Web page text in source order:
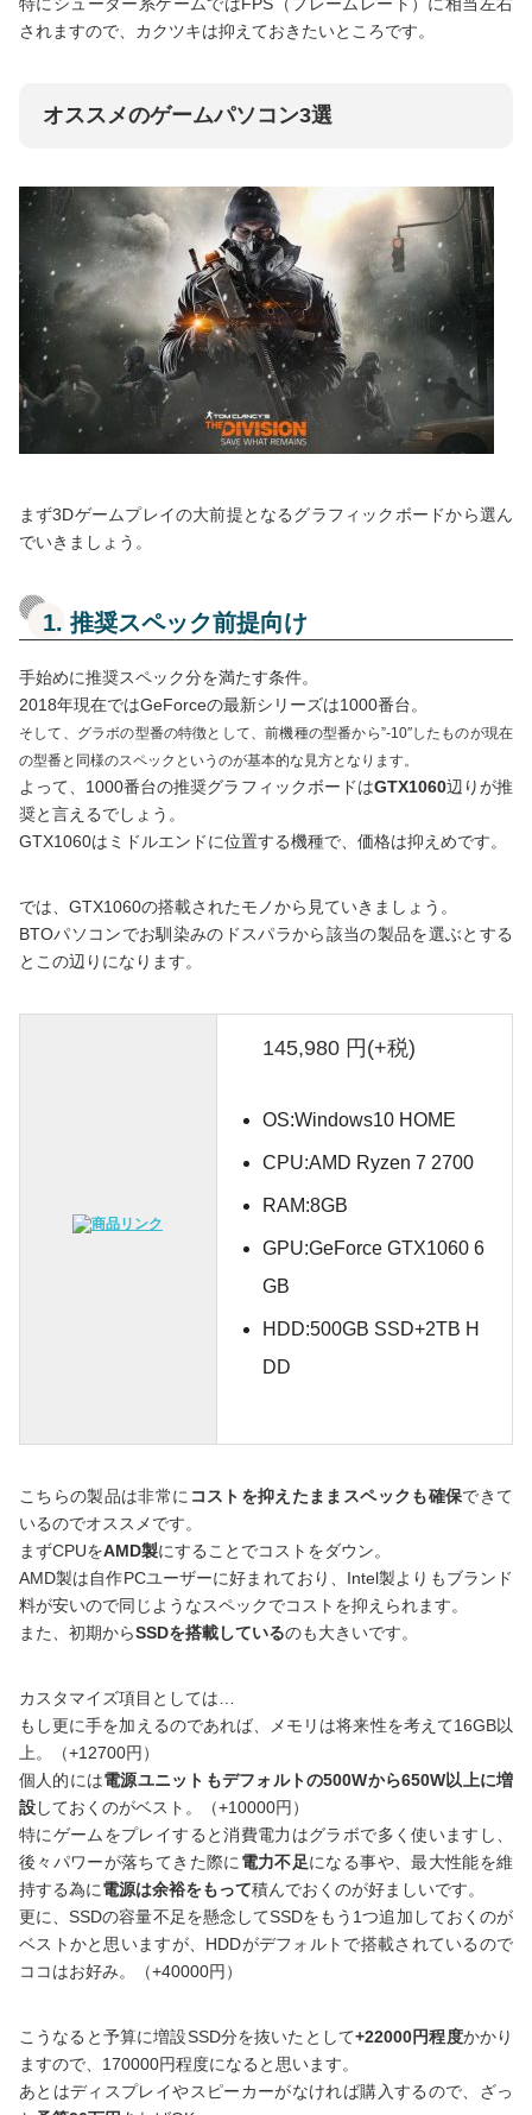
されますので、カクツキは抑えておきたいところです。
オススメのゲームパソコン3選
まず3Dゲームプレイの大前提となるグラフィックボードから選ん
でいきましょう。
1. 推奨スペック前提向け
手始めに推奨スペック分を満たす条件。
2018年現在ではGeForceの最新シリーズは1000番台。
そして、グラボの型番の特徴として、前機種の型番から”-10″したものが現在
の型番と同様のスペックというのが基本的な見方となります。
よって、1000番台の推奨グラフィックボードはGTX1060辺りが推
奨と言えるでしょう。
GTX1060はミドルエンドに位置する機種で、価格は抑えめです。
では、GTX1060の搭載されたモノから見ていきましょう。
BTOパソコンでお馴染みのドスパラから該当の製品を選ぶとする
とこの辺りになります。
145,980 円(+税)
OS:Windows10 HOME
CPU:AMD Ryzen 7 2700
RAM:8GB
GPU:GeForce GTX1060 6
GB
HDD:500GB SSD+2TB H
DD
こちらの製品は非常に コストを抑えたままスペックも確保できて
いるのでオススメです。
まずCPUをAMD製にすることでコストをダウン。
AMD製は自作PCユーザーに好まれており、Intel製よりもブランド
料が安いので同じようなスペックでコストを抑えられます。
また、初期からSSDを搭載しているのも大きいです。
カスタマイズ項目としては…
もし更に手を加えるのであれば、メモリは将来性を考えて16GB以
上。（+12700円）
個人的には電源ユニットもデフォルトの500Wから650W以上に増
設しておくのがベスト。（+10000円）
特にゲームをプレイすると消費電力はグラボで多く使いますし、
後々パワーが落ちてきた際に 電力不足になる事や、最大性能を維
持する為に電源は余裕をもって積んでおくのが好ましいです。
更に、SSDの容量不足を懸念してSSDをもう1つ追加しておくのが
ベストかと思いますが、HDDがデフォルトで搭載されているので
ココはお好み。（+40000円）
こうなると予算に増設SSD分を抜いたとして+22000円程度かかり
ますので、170000円程度になると思います。
あとはディスプレイやスピーカーがなければ購入するので、ざっ